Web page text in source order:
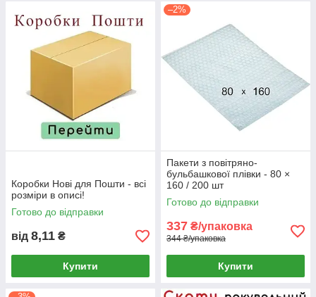
Коробки Нові для Пошти - всі
розміри в описі!
Готово до відправки
від 8,11 ₴
Купити
–2%
Пакети з повітряно-
бульбашкової плівки - 80 ×
160 / 200 шт
Готово до відправки
337 ₴/упаковка
344 ₴/упаковка
Купити